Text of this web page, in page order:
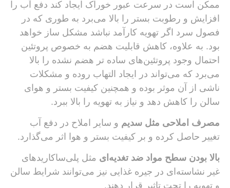
ممکن است در سرعت عبور خوراک ایجاد کند دفع آب را
افزایش و رطوبت بستر را بالا می‌برد به طوری که در
فصول سرد اگر تهویه کارآمد نباشد مشکل ساز خواهد
بود. به علاوه، کاهش قابلیت هضم به خصوص پروتئین
احتمال وجود پروتئین‌های ساده تر هضم نشده را بالا
می‌برد که می‌تواند در ایجاد التهاب روده و مشکلات
ناشی از آن موثر بوده و همچنین کیفیت بستر و هوای
سالن را کاهش دهد و نیاز به تهویه را بالا ببرد.
مصرف املاحی مثل سدیم و سایر املاح در دفع آب
تغییر حاصل کرده و بر کیفیت بستر و هوا اثر می‌گذارد.
بالا بودن سطح مواد ضد تغدیه‌ای مثل پلی‌ساکاریدهای
غیر نشاسته‌ای در جیره غذایی نیز می‌توانند شرایط سالن
و تهویه را تحت تاثیر قرار دهند.